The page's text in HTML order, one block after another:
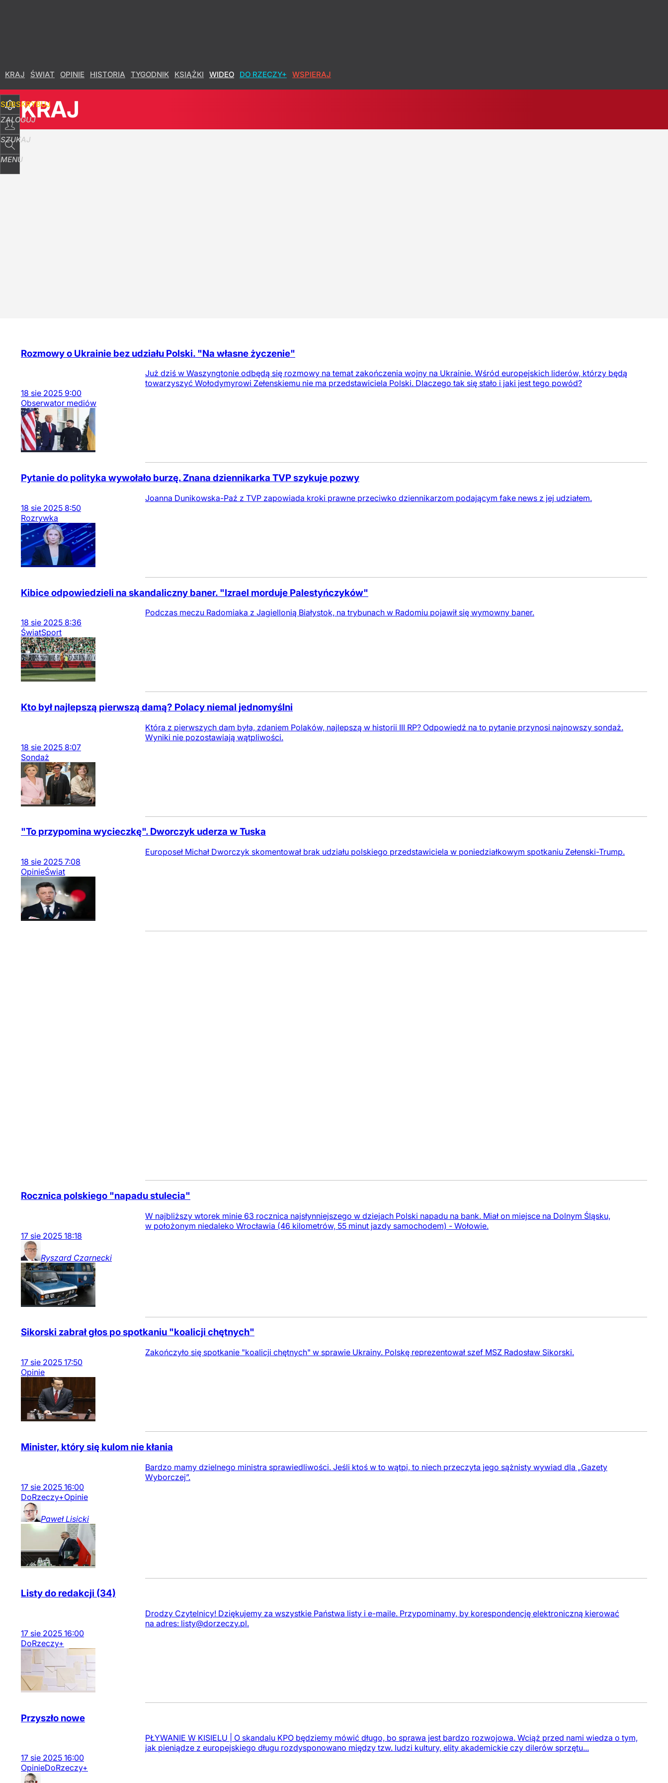
KRAJ ŚWIAT OPINIE HISTORIA TYGODNIK KSIĄŻKI WIDEO DO RZECZY+ WSPIERAJ
SUBSKRYBUJ
ZALOGUJ
SZUKAJ
MENU
KRAJ
Rozmowy o Ukrainie bez udziału Polski. "Na własne życzenie"
Już dziś w Waszyngtonie odbędą się rozmowy na temat zakończenia wojny na Ukrainie. Wśród europejskich liderów, którzy będą
towarzyszyć Wołodymyrowi Zełenskiemu nie ma przedstawiciela Polski. Dlaczego tak się stało i jaki jest tego powód?
18 sie 2025 9:00
Obserwator mediów
Pytanie do polityka wywołało burzę. Znana dziennikarka TVP szykuje pozwy
Joanna Dunikowska-Paź z TVP zapowiada kroki prawne przeciwko dziennikarzom podającym fake news z jej udziałem.
18 sie 2025 8:50
Rozrywka
Kibice odpowiedzieli na skandaliczny baner. "Izrael morduje Palestyńczyków"
Podczas meczu Radomiaka z Jagiellonią Białystok, na trybunach w Radomiu pojawił się wymowny baner.
18 sie 2025 8:36
ŚwiatSport
Kto był najlepszą pierwszą damą? Polacy niemal jednomyślni
Która z pierwszych dam była, zdaniem Polaków, najlepszą w historii III RP? Odpowiedź na to pytanie przynosi najnowszy sondaż.
Wyniki nie pozostawiają wątpliwości.
18 sie 2025 8:07
Sondaż
"To przypomina wycieczkę". Dworczyk uderza w Tuska
Europoseł Michał Dworczyk skomentował brak udziału polskiego przedstawiciela w poniedziałkowym spotkaniu Zełenski-Trump.
18 sie 2025 7:08
OpinieŚwiat
Rocznica polskiego "napadu stulecia"
W najbliższy wtorek minie 63 rocznica najsłynniejszego w dziejach Polski napadu na bank. Miał on miejsce na Dolnym Śląsku,
w położonym niedaleko Wrocławia (46 kilometrów, 55 minut jazdy samochodem) - Wołowie.
17 sie 2025 18:18
Ryszard Czarnecki
Sikorski zabrał głos po spotkaniu "koalicji chętnych"
Zakończyło się spotkanie "koalicji chętnych" w sprawie Ukrainy. Polskę reprezentował szef MSZ Radosław Sikorski.
17 sie 2025 17:50
Opinie
Minister, który się kulom nie kłania
Bardzo mamy dzielnego ministra sprawiedliwości. Jeśli ktoś w to wątpi, to niech przeczyta jego sążnisty wywiad dla „Gazety
Wyborczej”.
17 sie 2025 16:00
DoRzeczy+Opinie
Paweł Lisicki
Listy do redakcji (34)
Drodzy Czytelnicy! Dziękujemy za wszystkie Państwa listy i e-maile. Przypominamy, by korespondencję elektroniczną kierować
na adres: listy@dorzeczy.pl.
17 sie 2025 16:00
DoRzeczy+
Przyszło nowe
PŁYWANIE W KISIELU | O skandalu KPO będziemy mówić długo, bo sprawa jest bardzo rozwojowa. Wciąż przed nami wiedza o tym,
jak pieniądze z europejskiego długu rozdysponowano między tzw. ludzi kultury, elity akademickie czy dilerów sprzętu...
17 sie 2025 16:00
OpinieDoRzeczy+